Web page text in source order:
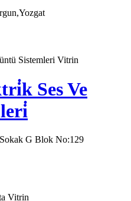
Vitrin
Ses Ve
G Blok No:129
Vitrin